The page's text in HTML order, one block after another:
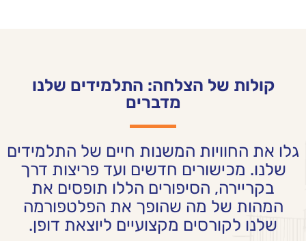
קולות של הצלחה: התלמידים שלנו
מדברים
גלו את החוויות המשנות חיים של התלמידים
שלנו. מכישורים חדשים ועד פריצות דרך
בקריירה, הסיפורים הללו תופסים את
המהות של מה שהופך את הפלטפורמה
שלנו לקורסים מקצועיים ליוצאת דופן.